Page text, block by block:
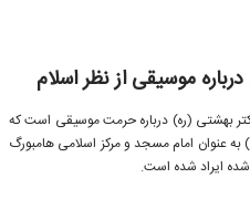
موسيقی از نظر اسلام
بهشتی (ره) درباره حرمت موسيقی است كه
در ساليان حضور ايشان در آلمان (۱۳۴۹ـ ۱۳۴۳) به عنوان امام مسجد و مركز اسلامی هامبورگ
ايراد شده است.